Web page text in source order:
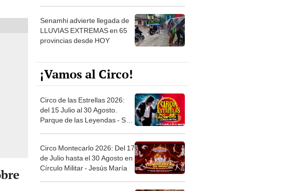
Senamhi advierte llegada de
LLUVIAS EXTREMAS en 65
provincias desde HOY
¡Vamos al Circo!
Circo de las Estrellas 2026:
del 15 Julio al 30 Agosto.
Parque de las Leyendas - San
Circo Montecarlo 2026: Del 17
de Julio hasta el 30 Agosto en
Círculo Militar - Jesús María